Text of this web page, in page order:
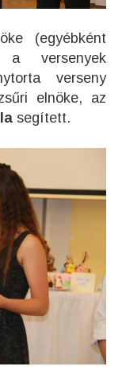
(egyébként
versenyek
verseny
elnöke, az
segített.